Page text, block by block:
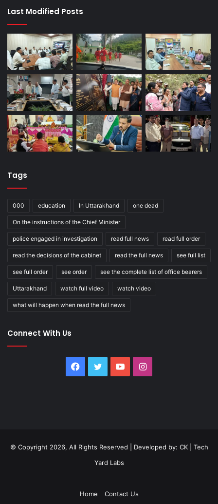
Last Modified Posts
Tags
000 education In Uttarakhand one dead
On the instructions of the Chief Minister
police engaged in investigation read full news read full order
read the decisions of the cabinet read the full news see full list
see full order see order see the complete list of office bearers
Uttarakhand watch full video watch video
what will happen when read the full news
Connect With Us
Facebook
Twitter YouTubeInstagram
© Copyright 2026, All Rights Reserved | Developed by: CK| Tech
Yard Labs
Home Contact Us